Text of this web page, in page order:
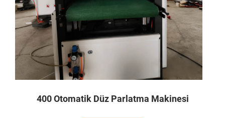
400 Otomatik Düz Parlatma Makinesi